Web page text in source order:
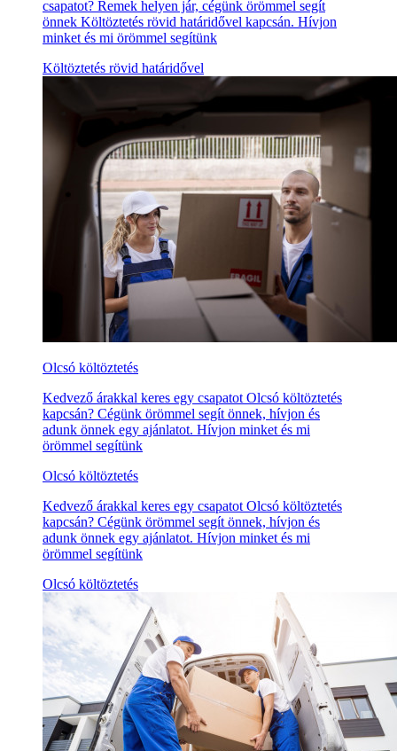
csapatot? Remek helyen jár, cégünk örömmel segít
önnek Költöztetés rövid határidővel kapcsán. Hívjon
minket és mi örömmel segítünk
Költöztetés rövid határidővel
Olcsó költöztetés
Kedvező árakkal keres egy csapatot Olcsó költöztetés
kapcsán? Cégünk örömmel segít önnek, hívjon és
adunk önnek egy ajánlatot. Hívjon minket és mi
örömmel segítünk
Olcsó költöztetés
Kedvező árakkal keres egy csapatot Olcsó költöztetés
kapcsán? Cégünk örömmel segít önnek, hívjon és
adunk önnek egy ajánlatot. Hívjon minket és mi
örömmel segítünk
Olcsó költöztetés